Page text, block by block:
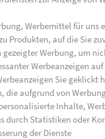
Werbemittel für uns
Produkten, auf die Sie
gezeigter Werbung, um
Werbeanzeigen
Sie geklickt
die aufgrund von
Inhalte,
durch Statistiken oder
der Dienste